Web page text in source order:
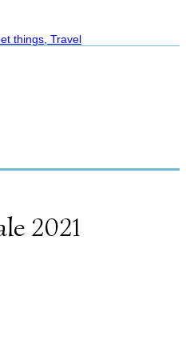
2021